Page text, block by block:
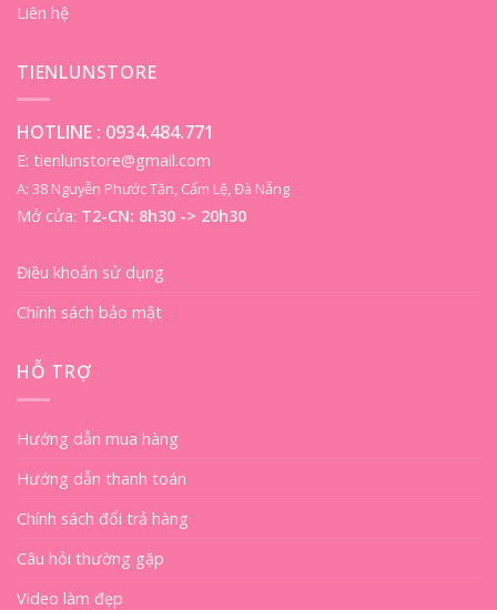
Liên hệ
TIENLUNSTORE
HOTLINE : 0934.484.771
E: tienlunstore@gmail.com
A: 38 Nguyễn Phước Tần, Cẩm Lệ, Đà Nẵng
Mở cửa: T2-CN: 8h30 -> 20h30
Điều khoản sử dụng
Chính sách bảo mật
HỖ TRỢ
Hướng dẫn mua hàng
Hướng dẫn thanh toán
Chính sách đổi trả hàng
Câu hỏi thường gặp
Video làm đẹp